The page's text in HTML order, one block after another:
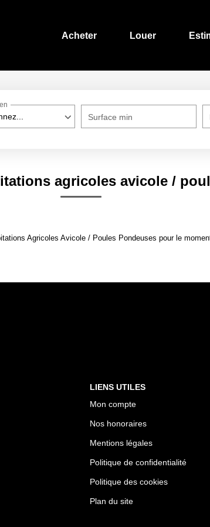
Acheter Louer
Surface min
agricoles avicole /
Agricoles Avicole / Poules Pondeuses pour le
LIENS UTILES
Mon compte
Nos honoraires
Mentions légales
Politique de confidentialité
Politique des cookies
Plan du site